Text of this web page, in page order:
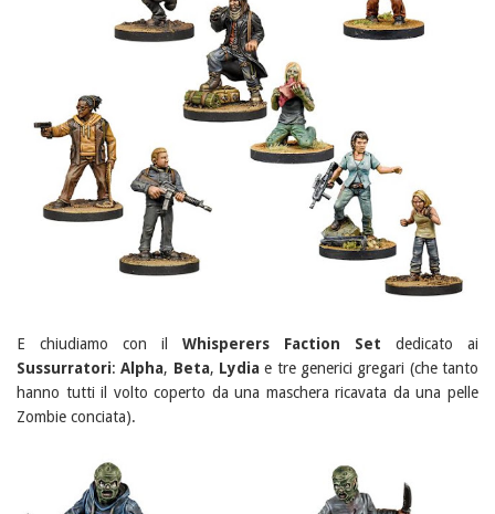
E chiudiamo con il Whisperers Faction Set dedicato ai
Sussurratori:Alpha, Beta, Lydia e tre generici gregari (che tanto
hanno tutti il volto coperto da una maschera ricavata da una pelle
Zombie conciata).